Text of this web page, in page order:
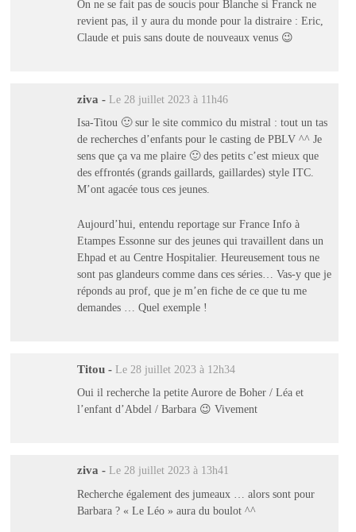
On ne se fait pas de soucis pour Blanche si Franck ne
revient pas, il y aura du monde pour la distraire : Eric,
Claude et puis sans doute de nouveaux venus 😉
ziva - Le 28 juillet 2023 à 11h46
Isa-Titou 🙂 sur le site commico du mistral : tout un tas
de recherches d’enfants pour le casting de PBLV ^^ Je
sens que ça va me plaire 🙂 des petits c’est mieux que
des effrontés (grands gaillards, gaillardes) style ITC.
M’ont agacée tous ces jeunes.
Aujourd’hui, entendu reportage sur France Info à
Etampes Essonne sur des jeunes qui travaillent dans un
Ehpad et au Centre Hospitalier. Heureusement tous ne
sont pas glandeurs comme dans ces séries… Vas-y que je
réponds au prof, que je m’en fiche de ce que tu me
demandes … Quel exemple !
Titou - Le 28 juillet 2023 à 12h34
Oui il recherche la petite Aurore de Boher / Léa et
l’enfant d’Abdel / Barbara 😉 Vivement
ziva - Le 28 juillet 2023 à 13h41
Recherche également des jumeaux … alors sont pour
Barbara ? « Le Léo » aura du boulot ^^